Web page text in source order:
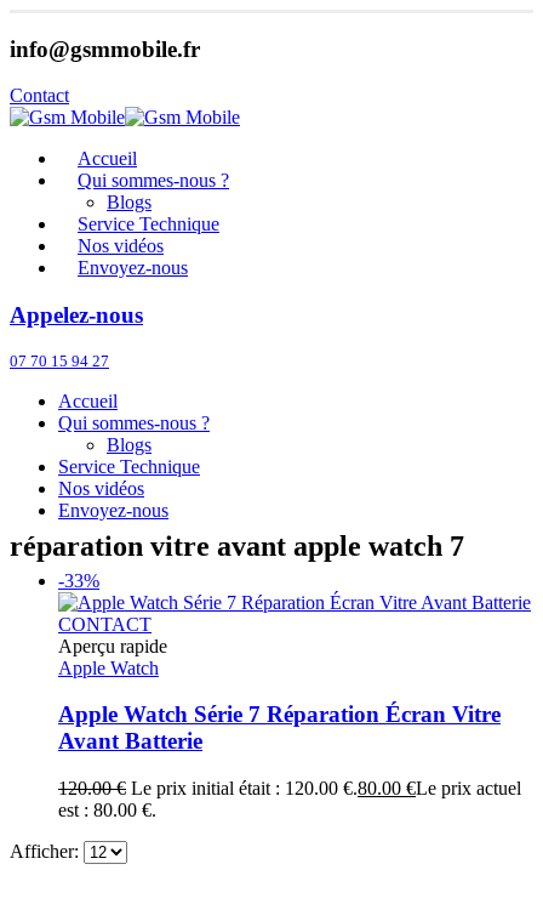
info@gsmmobile.fr
Contact
Accueil
Qui sommes-nous ?
Blogs
Service Technique
Nos vidéos
Envoyez-nous
Appelez-nous
07 70 15 94 27
Accueil
Qui sommes-nous ?
Blogs
Service Technique
Nos vidéos
Envoyez-nous
réparation vitre avant apple watch 7
-33%
CONTACT
Aperçu rapide
Apple Watch
Apple Watch Série 7 Réparation Écran Vitre
Avant Batterie
120.00€ Le prix initial était : 120.00 €.80.00 €Le prix actuel
est : 80.00 €.
Afficher: